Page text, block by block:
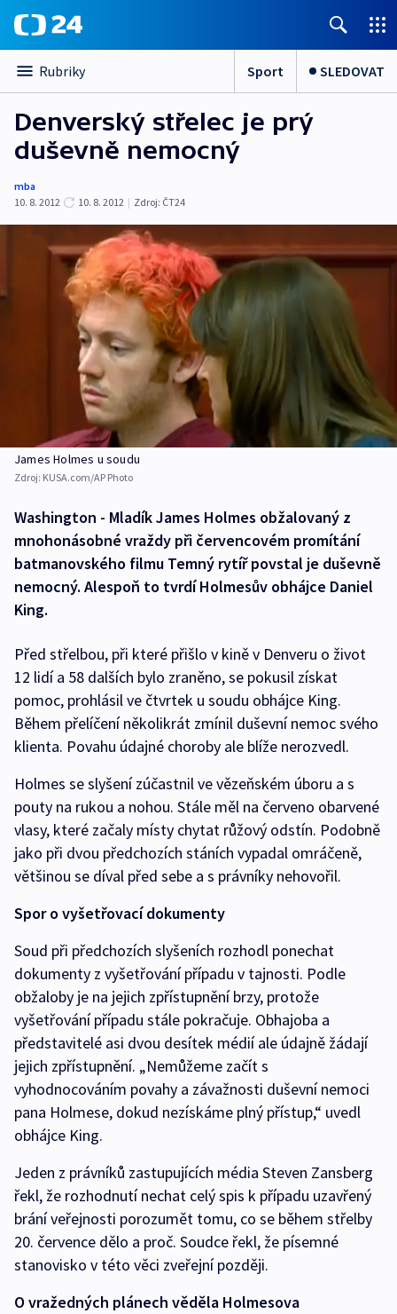
Rubriky Sport SLEDOVAT
Denverský střelec je prý
duševně nemocný
mba
10. 8. 2012
10. 8. 2012 | Zdroj: ČT24
James Holmes u soudu
Zdroj: KUSA.com/AP Photo
Washington - Mladík James Holmes obžalovaný z
mnohonásobné vraždy při červencovém promítání
batmanovského filmu Temný rytíř povstal je duševně
nemocný. Alespoň to tvrdí Holmesův obhájce Daniel
King.
Před střelbou, při které přišlo v kině v Denveru o život
12 lidí a 58 dalších bylo zraněno, se pokusil získat
pomoc, prohlásil ve čtvrtek u soudu obhájce King.
Během přelíčení několikrát zmínil duševní nemoc svého
klienta. Povahu údajné choroby ale blíže nerozvedl.
Holmes se slyšení zúčastnil ve vězeňském úboru a s
pouty na rukou a nohou. Stále měl na červeno obarvené
vlasy, které začaly místy chytat růžový odstín. Podobně
jako při dvou předchozích stáních vypadal omráčeně,
většinou se díval před sebe a s právníky nehovořil.
Spor o vyšetřovací dokumenty
Soud při předchozích slyšeních rozhodl ponechat
dokumenty z vyšetřování případu v tajnosti. Podle
obžaloby je na jejich zpřístupnění brzy, protože
vyšetřování případu stále pokračuje. Obhajoba a
představitelé asi dvou desítek médií ale údajně žádají
jejich zpřístupnění. „Nemůžeme začít s
vyhodnocováním povahy a závažnosti duševní nemoci
pana Holmese, dokud nezískáme plný přístup,“ uvedl
obhájce King.
Jeden z právníků zastupujících média Steven Zansberg
řekl, že rozhodnutí nechat celý spis k případu uzavřený
brání veřejnosti porozumět tomu, co se během střelby
20. července dělo a proč. Soudce řekl, že písemné
stanovisko v této věci zveřejní později.
O vražedných plánech věděla Holmesova